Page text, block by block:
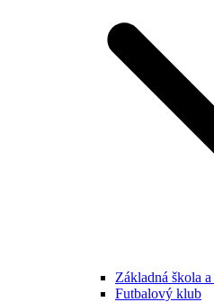
Základná škola
Futbalový klub